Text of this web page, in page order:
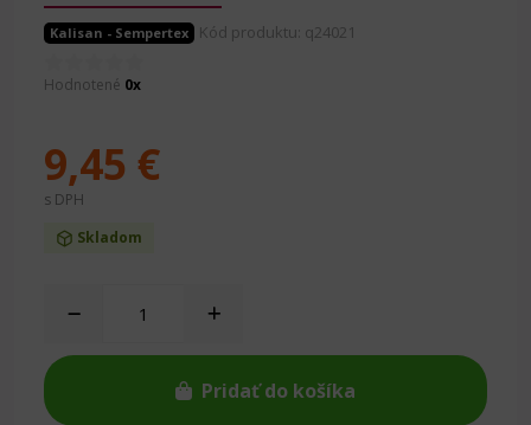
Kalisan - Sempertex Kód produktu: q24021
Hodnotené 0x
Skladom
9,45 €
s DPH
Pridať do košíka